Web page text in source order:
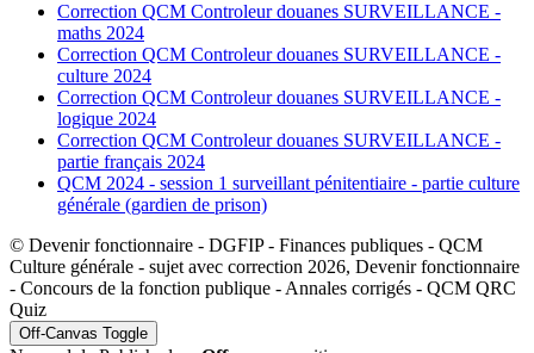
Correction QCM Controleur douanes SURVEILLANCE -
maths 2024
Correction QCM Controleur douanes SURVEILLANCE -
culture 2024
Correction QCM Controleur douanes SURVEILLANCE -
logique 2024
Correction QCM Controleur douanes SURVEILLANCE -
partie français 2024
QCM 2024 - session 1 surveillant pénitentiaire - partie culture
générale (gardien de prison)
© Devenir fonctionnaire - DGFIP - Finances publiques - QCM
Culture générale - sujet avec correction 2026, Devenir fonctionnaire
- Concours de la fonction publique - Annales corrigés - QCM QRC
Quiz
Off-Canvas Toggle